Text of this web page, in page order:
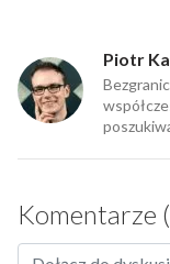
Piotr
Komentarze